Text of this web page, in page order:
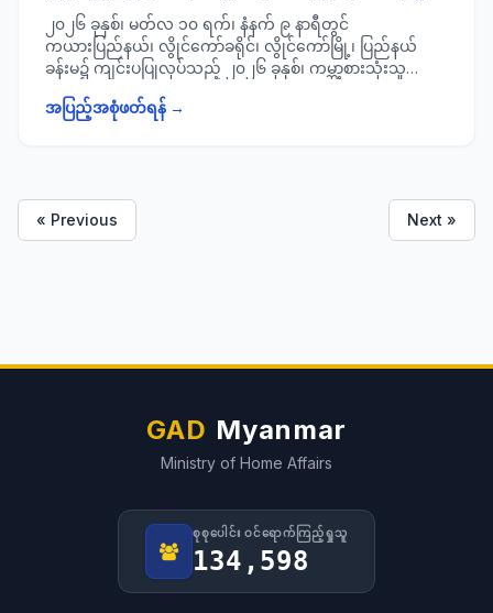
၂၀၂၆ ခုနှစ်၊ ကမ္ဘာ့စားသုံးသူအခွင့်အရေး
များနေ့ အထိမ်းအမှတ်အခမ်းအနားသို့ တက်
ရောက်
၂၀၂၆ ခုနှစ်၊ မတ်လ ၁၀ ရက်၊ နံနက် ၉ နာရီတွင်
ကယားပြည်နယ်၊ လွိုင်ကော်ခရိုင်၊ လွိုင်ကော်မြို့၊ ပြည်နယ်
ခန်းမ၌ ကျင်းပပြုလုပ်သည့် ၂၀၂၆ ခုနှစ်၊ ကမ္ဘာ့စားသုံးသူ
ဝန်ကြီးချုပ် ဦးစိန်ဦးနှင့် အစိုးရအဖွဲ့ဝင် ဝန်ကြီးများ၊ ပြည်နယ်
အပြည့်အစုံဖတ်ရန် →
« Previous Next »
GAD Myanmar
Ministry of Home Affairs
စုစုပေါင်း ဝင်ရောက်ကြည့်ရှုသူ
134,598